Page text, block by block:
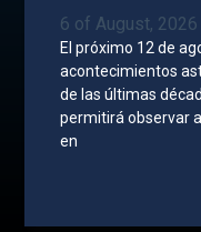
6 of August,
El próximo 12 de
acontecimientos
de las últimas
permitirá observar
en